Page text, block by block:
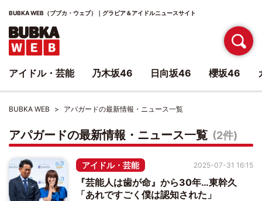
BUBKA WEB（ブブカ・ウェブ）｜グラビア＆アイドルニュースサイト
BUBKA WEB アパガードの最新情報・ニュース一覧
アパガードの最新情報・ニュース一覧 (2件)
アイドル・芸能
『芸能人は歯が命』から30年…東幹久
「あれですごく僕は認知された」
2025-07-31 16:15
アイドル・芸能 乃木坂46 日向坂46 櫻坂46